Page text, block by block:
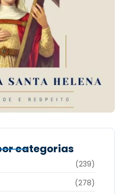
categorias
(239)
(278)